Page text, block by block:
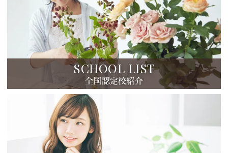
SCHOOL LIST
全国認定校紹介